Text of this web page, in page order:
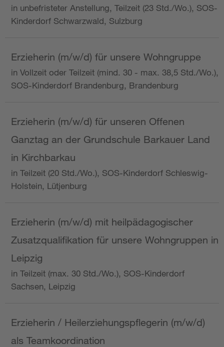
in unbefristeter Anstellung, Teilzeit (23 Std./Wo.), SOS-
Kinderdorf Schwarzwald, Sulzburg
Erzieherin (m/w/d) für unsere Wohngruppe
in Vollzeit oder Teilzeit (mind. 30 - max. 38,5 Std./Wo.),
SOS-Kinderdorf Brandenburg, Brandenburg
Erzieherin (m/w/d) für unseren Offenen
Ganztag an der Grundschule Barkauer Land
in Kirchbarkau
in Teilzeit (20 Std./Wo.), SOS-Kinderdorf Schleswig-
Holstein, Lütjenburg
Erzieherin (m/w/d) mit heilpädagogischer
Zusatzqualifikation für unsere Wohngruppen in
Leipzig
in Teilzeit (max. 30 Std./Wo.), SOS-Kinderdorf
Sachsen, Leipzig
Erzieherin / Heilerziehungspflegerin (m/w/d)
als Teamkoordination